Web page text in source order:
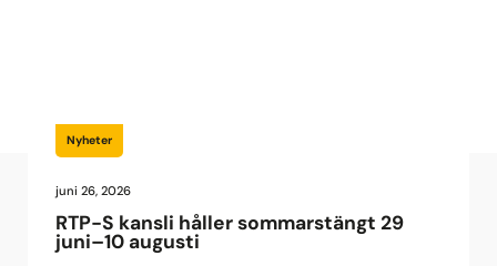
Nyheter
juni 26, 2026
RTP-S kansli håller sommarstängt 29
juni–10 augusti